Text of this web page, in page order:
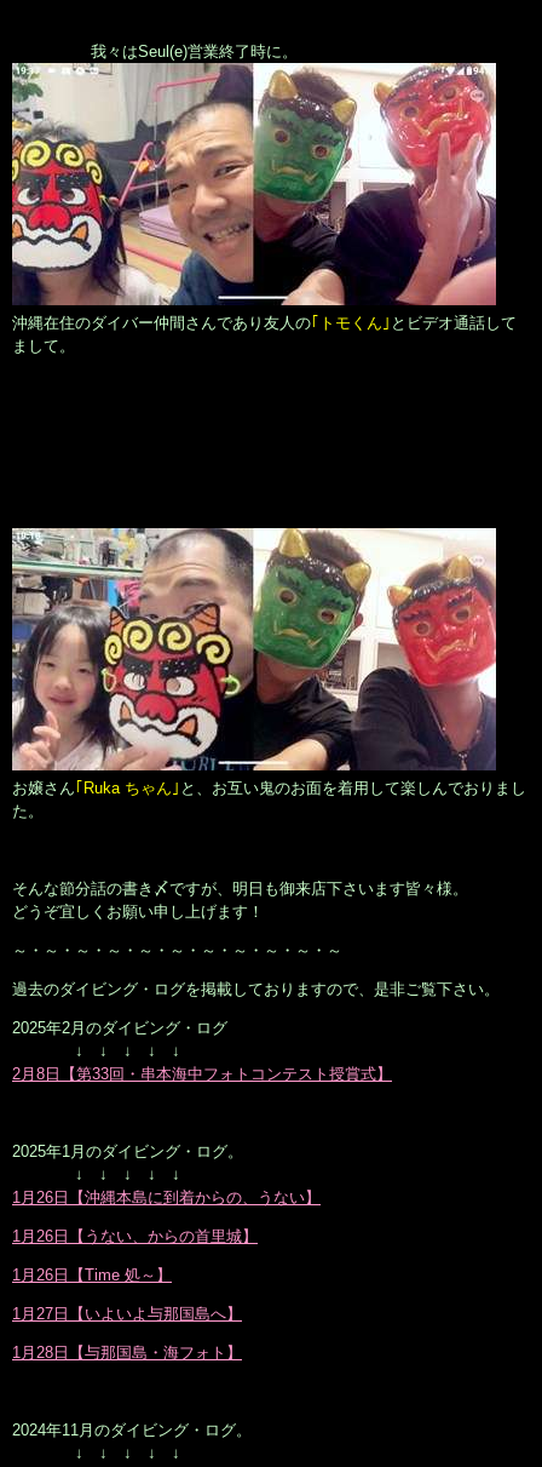
我々はSeul(e)営業終了時に。
沖縄在住のダイバー仲間さんであり友人の｢トモくん｣ とビデオ通話して
まして。
お嬢さん｢Ruka ちゃん｣ と、お互い鬼のお面を着用して楽しんでおりまし
た。
そんな節分話の書き〆ですが、明日も御来店下さいます皆々様。
どうぞ宜しくお願い申し上げます！
～・～・～・～・～・～・～・～・～・～・～
過去のダイビング・ログを掲載しておりますので、是非ご覧下さい。
2025年2月のダイビング・ログ
↓ ↓ ↓ ↓ ↓
2月8日【第33回・串本海中フォトコンテスト授賞式】
2025年1月のダイビング・ログ。
↓ ↓ ↓ ↓ ↓
1月26日【沖縄本島に到着からの、うない】
1月26日【うない、からの首里城】
1月26日【Time 処～】
1月27日【いよいよ与那国島へ】
1月28日【与那国島・海フォト】
2024年11月のダイビング・ログ。
↓ ↓ ↓ ↓ ↓